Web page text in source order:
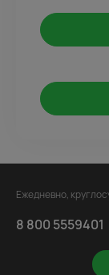
Ежедневно,
8 800 5559401